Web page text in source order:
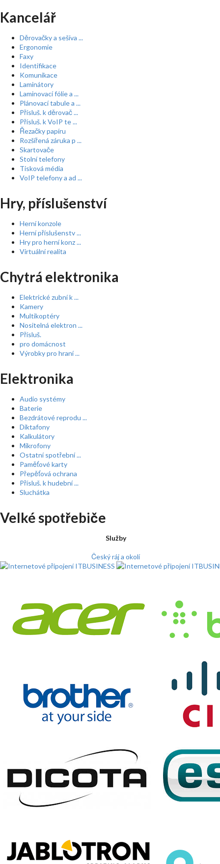
Kancelář
Děrovačky a sešíva ...
Ergonomie
Faxy
Identifikace
Komunikace
Laminátory
Laminovací fólie a ...
Plánovací tabule a ...
Přísluš. k děrovač ...
Přísluš. k VoIP te ...
Řezačky papíru
Rozšířená záruka p ...
Skartovače
Stolní telefony
Tisková média
VoIP telefony a ad ...
Hry, příslušenství
Herní konzole
Herní příslušenstv ...
Hry pro herní konz ...
Virtuální realita
Chytrá elektronika
Elektrické zubní k ...
Kamery
Multikoptéry
Nositelná elektron ...
Přísluš.
pro domácnost
Výrobky pro hraní ...
Elektronika
Audio systémy
Baterie
Bezdrátové reprodu ...
Diktafony
Kalkulátory
Mikrofony
Ostatní spotřební ...
Paměťové karty
Přepěťová ochrana
Přísluš. k hudební ...
Sluchátka
Velké spotřebiče
Služby
Český ráj a okolí